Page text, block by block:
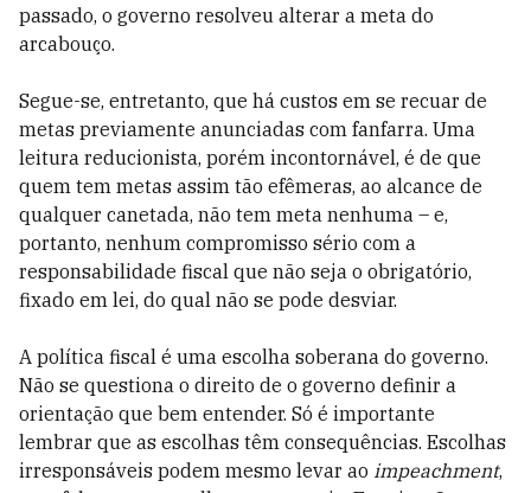
passado, o governo resolveu alterar a meta do
arcabouço.
Segue-se, entretanto, que há custos em se recuar de
metas previamente anunciadas com fanfarra. Uma
leitura reducionista, porém incontornável, é de que
quem tem metas assim tão efêmeras, ao alcance de
qualquer canetada, não tem meta nenhuma – e,
portanto, nenhum compromisso sério com a
responsabilidade fiscal que não seja o obrigatório,
fixado em lei, do qual não se pode desviar.
A política fiscal é uma escolha soberana do governo.
Não se questiona o direito de o governo definir a
orientação que bem entender. Só é importante
lembrar que as escolhas têm consequências. Escolhas
irresponsáveis podem mesmo levar ao impeachment,